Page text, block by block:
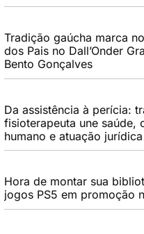
Tradição gaúcha marca
dos Pais no Dall’Onder
Bento Gonçalves
Da assistência à perícia:
fisioterapeuta une saúde,
humano e atuação jurídica
Hora de montar sua
jogos PS5 em promoção